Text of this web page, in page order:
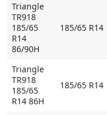
Triangle
TR918
185/65
R14
86/90H
185/65 R14
Triangle
TR918
185/65
R14 86H
185/65 R14